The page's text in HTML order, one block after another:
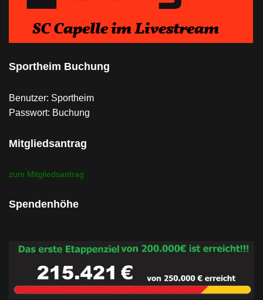
Sportheim Buchung
Benutzer: Sportheim
Passwort: Buchung
Mitgliedsantrag
zum Mitgliedsantrag
Spendenhöhe